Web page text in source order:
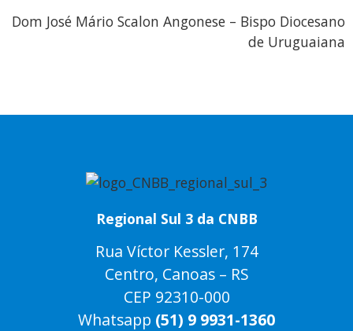
Dom José Mário Scalon Angonese – Bispo Diocesano
de Uruguaiana
Regional Sul 3 da CNBB
Rua Víctor Kessler, 174
Centro, Canoas – RS
CEP 92310-000
Whatsapp (51) 9 9931-1360